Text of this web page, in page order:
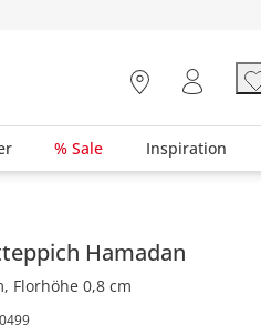
% Sale Inspiration
überspringen - Zum Seitenende
Hamadan
Florhöhe 0,8 cm